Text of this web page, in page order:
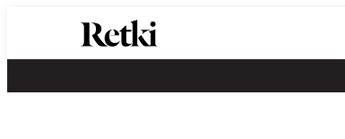
sisältöön
Retki-lehti
Retkeily,
vaellus,